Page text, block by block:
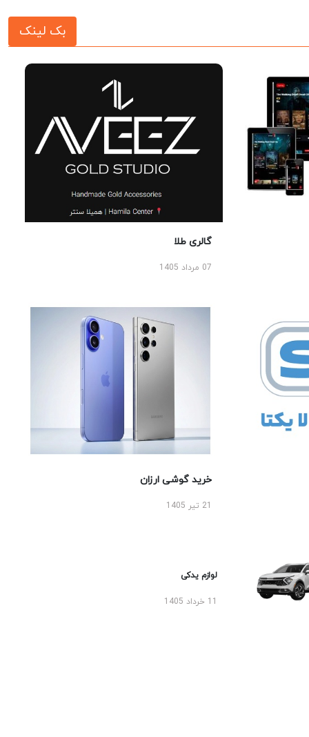
بک لینک
گالری طلا
07 مرداد 1405
خرید گوشی ارزان
لوازم یدکی